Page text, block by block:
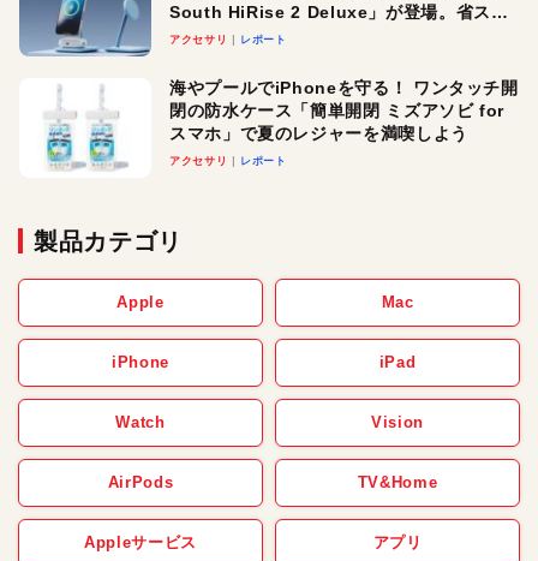
South HiRise 2 Deluxe」が登場。省スペ
ースでおしゃれに充電したい人にオスス
アクセサリ レポート
海やプールでiPhoneを守る！ ワンタッチ開
閉の防水ケース「簡単開閉 ミズアソビ for
スマホ」で夏のレジャーを満喫しよう
アクセサリ レポート
製品カテゴリ
Apple Mac
iPhone iPad
Watch Vision
AirPods TV&Home
Appleサービス アプリ